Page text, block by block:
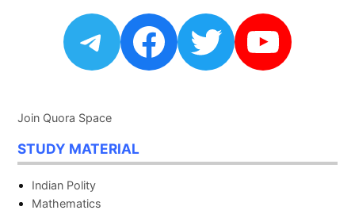
Telegram
Facebook
Twitter
Join Quora Space
STUDY MATERIAL
Indian Polity
Mathematics